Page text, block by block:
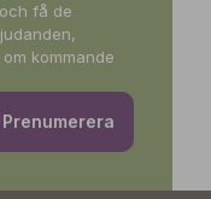
få de
kommande
Prenumerera